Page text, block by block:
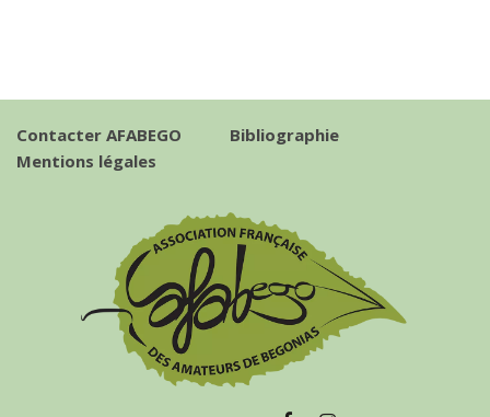
Contacter AFABEGO
Bibliographie
Mentions légales